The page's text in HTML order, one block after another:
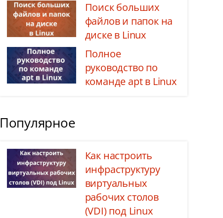
Поиск больших
файлов и папок на
диске в Linux
Полное
руководство по
команде apt в Linux
Популярное
Как настроить
инфраструктуру
виртуальных
рабочих столов
(VDI) под Linux